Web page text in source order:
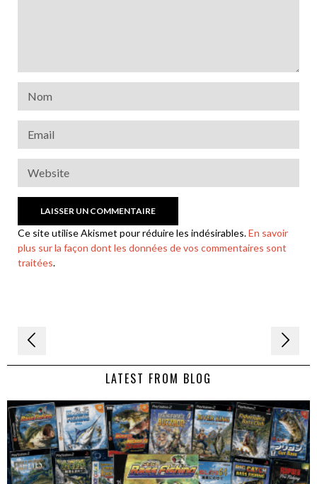
Ce site utilise Akismet pour réduire les indésirables.En savoir
plus sur la façon dont les données de vos commentaires sont
traitées.
Navigation
de LATEST FROM BLOG